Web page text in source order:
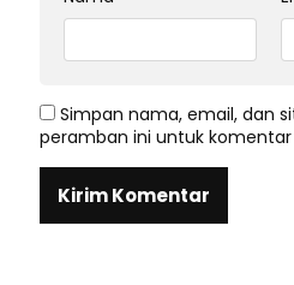
Simpan nama, email, dan
peramban ini untuk